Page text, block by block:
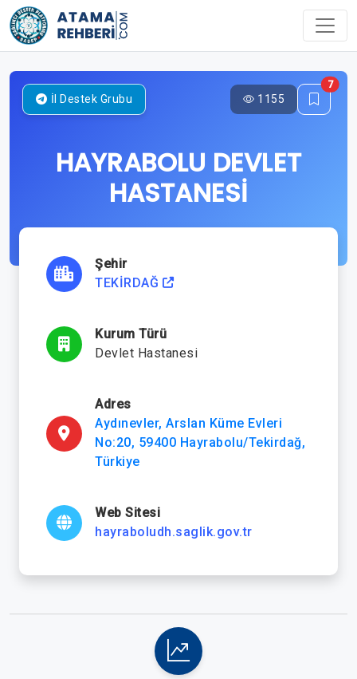
HAYRABOLU DEVLET
HASTANESİ
İl Destek Grubu 1155
7
Şehir
TEKİRDAĞ
Kurum Türü
Devlet Hastanesi
Adres
Aydınevler, Arslan Küme Evleri
No:20, 59400 Hayrabolu/Tekirdağ,
Türkiye
Web Sitesi
hayraboludh.saglik.gov.tr